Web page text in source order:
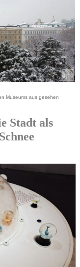
Museums aus gesehen
Stadt als